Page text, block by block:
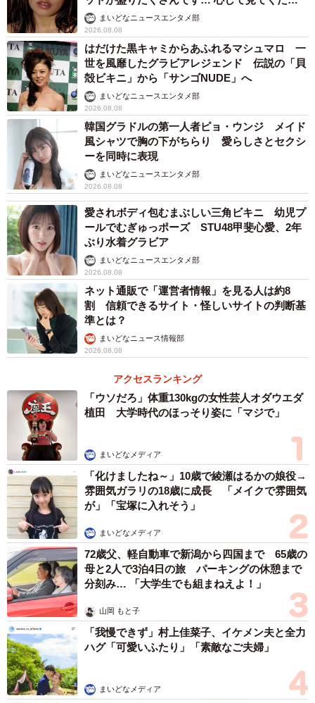
4/8
亡くなった中島彰子さんと、幼い頃の次女。一緒にみかん（提供写真）
暗い場所や狭いところが怖いー。母の死を隣で感じた次女
は震災後、極度におびえるようになった。トイレは隙間を
空け、電気を付けて寝る。昼と夜が逆転し、進学校だった
高校にも遅刻するようになった。
仕方ない、と最初は思った。時間がたつにつれて、中島さ
んの焦りは募った。「地震に負けずに生きてほしい」と厳
しく諭すも娘にその言葉は届かない。けんかも増えた。あ
る日、テレビで学生が震災募金を呼びかけるニュースを見
ぁ」。親子の会話はますます途絶えた。
自身の言葉が娘を追い詰めていたと気付いたのは、次女が
大学で下宿を始めた頃だ。娘が心の整理をしようと書いて
いたメモを自宅で見つけた。そこには「私が死んだらよか
った」とあった。
「地震の時に一緒にいなかった僕が、娘の気持ちになるの
は無理なんです。分かってあげられない罪深さを感じまし
た」。したいことをしたらいいと、気持ちの回復を待っ
た。心的外傷性ストレス障害（PTSD）も勉強した。紆余曲
折したが、次女は今、奈良県で鍼灸師として自立してい
る。
30年前、命の恩人になった大学生
働き盛りだった中島さんにも30年の月日が流れた。72歳で
心筋梗塞を患い、終活で淡路島へ。それでも心残りがあっ
い」まいどなニュースエンタメ部
2026.08.08
はだけた黒キャミからあふれるマシュマロ 一
世を風靡したグラビアレジェンド 伝説の「貝
殻ビキニ」から「サンゴNUDE」へ
まいどなニュースエンタメ部
2026.08.08
韓国グラドルの第一人者ピョ・ウンジ メイド
風シャツで胸の下がちらり 愛らしさとセクシ
ーを同時に表現
まいどなニュースエンタメ部
2026.08.08
愛されボディ包むまぶしい三角ビキニ 幼児プ
ールでむぎゅっポーズ STU48甲斐心愛、2年
ぶり水着グラビア
まいどなニュースエンタメ部
2026.08.08
ネット通販で「運営者情報」を見る人は約8
割 信頼できるサイト・怪しいサイトの判断基
準とは？
まいどなニュース情報部
2026.08.08
アクセスランキング
「ウソだろ」体重130kgの女性芸人オダウエダ
植田 大学時代のほっそり姿に「マジで」
まいどなメディア
「化けましたね～」10歳で綾瀬はるかの娘役→
雰囲気ガラリの18歳に成長 「メイクで雰囲気
が」「宝塚に入れそう」
まいどなメディア
72歳父、軽自動車で新潟から四国まで 65歳の
母と2人で3泊4日の旅 パーキングの休憩まで
分刻み… 「大学生でも組まねえよ！」
山岡 もと子
「我慢できず」村上佳菜子、イケメン夫と全力
ハグ「可愛いふたり」「素敵なご夫婦」
まいどなメディア